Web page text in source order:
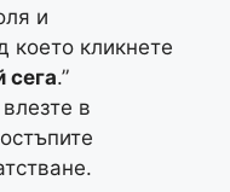
и
което кликнете
сега.”
в